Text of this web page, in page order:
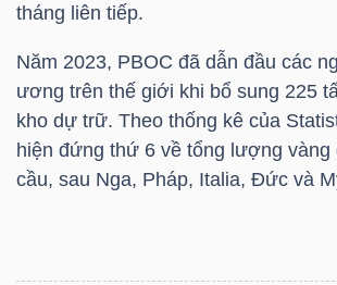
tháng liên tiếp.
Năm 2023, PBOC đã dẫn đầu các
ương trên thế giới khi bổ sung 225
kho dự trữ. Theo thống kê của
hiện đứng thứ 6 về tổng lượng vàng
cầu, sau Nga, Pháp, Italia, Đức và
MÔ